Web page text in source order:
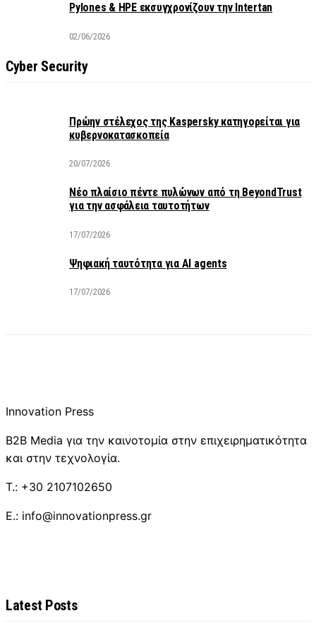
Pylones & HPE εκσυγχρονίζουν την Intertan
02/06/2026
Cyber Security
Πρώην στέλεχος της Kaspersky κατηγορείται για
κυβερνοκατασκοπεία
20/07/2026
Νέο πλαίσιο πέντε πυλώνων από τη BeyondTrust
για την ασφάλεια ταυτοτήτων
17/07/2026
Ψηφιακή ταυτότητα για AI agents
17/07/2026
Innovation Press
B2B Media για την καινοτομία στην επιχειρηματικότητα
και στην τεχνολογία.
T.: +30 2107102650
E.: info@innovationpress.gr
Latest Posts